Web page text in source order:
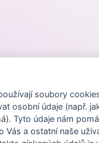
soubory
osobní údaje (např.
Tyto údaje nám
Vás a ostatní naše